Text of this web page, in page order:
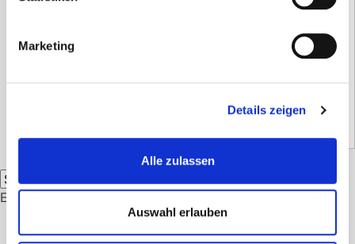
Marketing
Details zeigen
Alle zulassen
Auswahl erlauben
Wifi -Modul
inkl. 19 % MwSt.
Ergebnisse 13 – 17 von 17 werden angezeigt